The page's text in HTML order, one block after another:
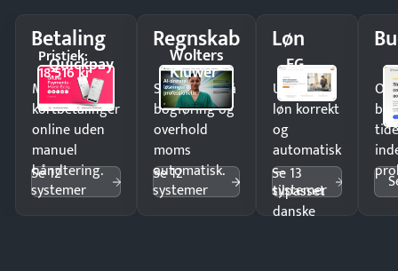
Betaling
Quickpay
Pristjek:
18.516 kr
Modtag
kortbetalinger
online uden
manuel
håndtering.
Se 12
systemer
Regnskab
Wolters
Kluwer
Spar timer på
bogføring og
overhold
moms
automatisk.
Se 12
systemer
Løn
EG
Udbetal
løn korrekt
og
automatisk
—
tilpasset
danske
Se 13
systemer